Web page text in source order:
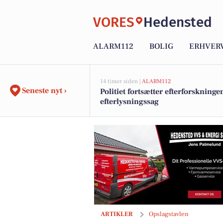
VORES Hedensted
ALARM112 BOLIG
Seneste nyt ›
14 timer siden | ALARM112
Politiet fortsætter
efterlysningssag
ARTIKLER Opslagstavlen
GARTNERIET KORSHØJ har fået de